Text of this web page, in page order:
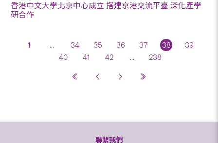
香港中文大學北京中心成立 搭建京港交流平臺 深化產學
研合作
1 ... 34 35 36 37 38
39
40
41 42 ... 238
聯繫我們